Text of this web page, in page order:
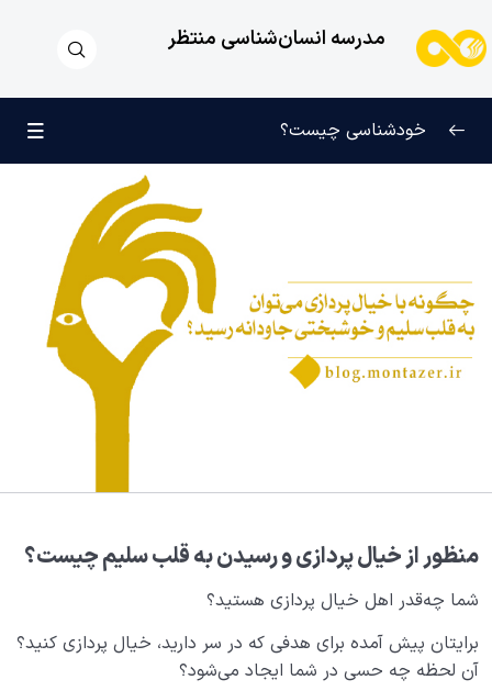
مدرسه انسان‌شناسی منتظر
کودک عزیز روان 0/6
انسان و میل بی‌نهایت 0/12
انسان چه چیزی نیست؟
هدف خلقت و جایگاه انسان 0/7
نقش الگو در حیات انسان 0/18
نسبت دنیا به آخرت
سنّت‌های الهی 0/20
خودشناسی چیست؟
منظور از خیال پردازی و رسیدن به قلب سلیم چیست؟
شما چه‌‌قدر اهل خیال پردازی هستید؟
برایتان پیش آمده برای هدفی که در سر دارید، خیال پردازی کنید؟
آن لحظه چه حسی در شما ایجاد می‌شود؟